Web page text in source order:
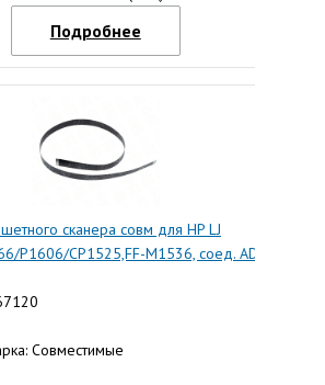
Подробнее
сканера совм для HP LJ
P1606/CP1525,FF-M1536, соед. ADF
Совместимые